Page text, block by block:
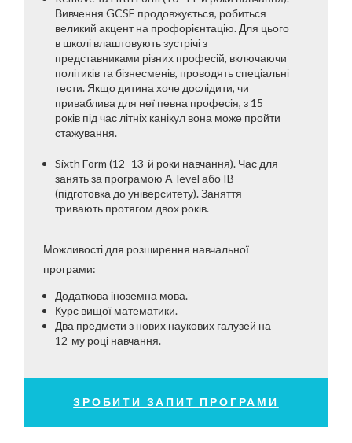
Вивчення GCSE продовжується, робиться
великий акцент на профорієнтацію. Для цього
в школі влаштовують зустрічі з
представниками різних професій, включаючи
політиків та бізнесменів, проводять спеціальні
тести. Якщо дитина хоче дослідити, чи
приваблива для неї певна професія, з 15
років під час літніх канікул вона може пройти
стажування.
Sixth Form (12–13-й роки навчання). Час для
занять за програмою A-level або IB
(підготовка до університету). Заняття
тривають протягом двох років.
Можливості для розширення навчальної
програми:
Додаткова іноземна мова.
Курс вищої математики.
Два предмети з нових наукових галузей на
12-му році навчання.
ЗРОБИТИ ЗАПИТ ПРОГРАМИ